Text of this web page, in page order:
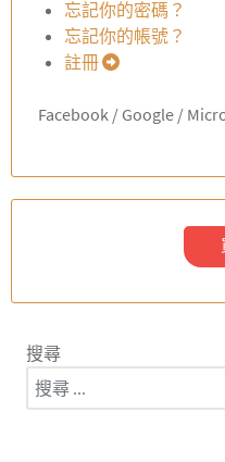
忘記你的密碼？
忘記你的帳號？
註冊
Facebook / Google /
搜尋